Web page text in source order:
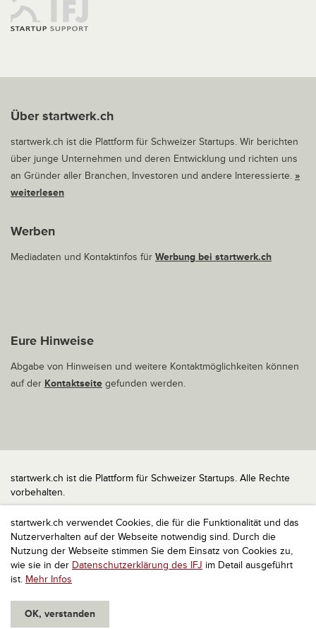
startwerk.ch verwendet Cookies, die für die Funktionalität und das
Nutzerverhalten auf der Webseite notwendig sind. Durch die
Nutzung der Webseite stimmen Sie dem Einsatz von Cookies zu,
wie sie in der Datenschutzerklärung des IFJ im Detail ausgeführt
ist. Mehr Infos
OK, verstanden
Über startwerk.ch
startwerk.ch ist die Plattform für Schweizer Startups. Wir berichten
über junge Unternehmen und deren Entwicklung und richten uns
an Gründer aller Branchen, Investoren und andere Interessierte. »
weiterlesen
Werben
Mediadaten und Kontaktinfos für Werbung bei startwerk.ch
Eure Hinweise
Abgabe von Hinweisen und weitere Kontaktmöglichkeiten können
auf der Kontaktseite gefunden werden.
startwerk.ch ist die Plattform für Schweizer Startups. Alle Rechte
vorbehalten.
Impressum
Kontakt
nach oben